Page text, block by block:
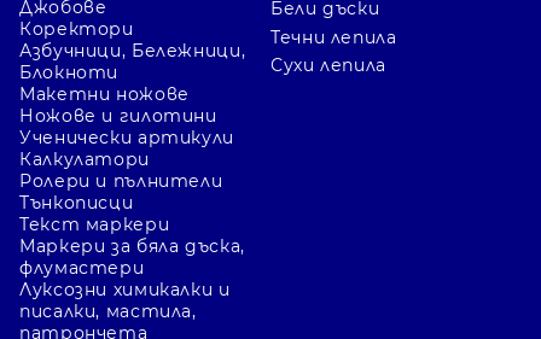
Джобове
Коректори
Азбучници, Бележници,
Блокноти
Бели дъски
Течни лепила
Сухи лепила
Макетни ножове
Ножове и гилотини
Ученически артикули
Калкулатори
Ролери и пълнители
Тънкописци
Текст маркери
Маркери за бяла дъска,
флумастери
Луксозни химикалки и
писалки, мастила,
патрончета